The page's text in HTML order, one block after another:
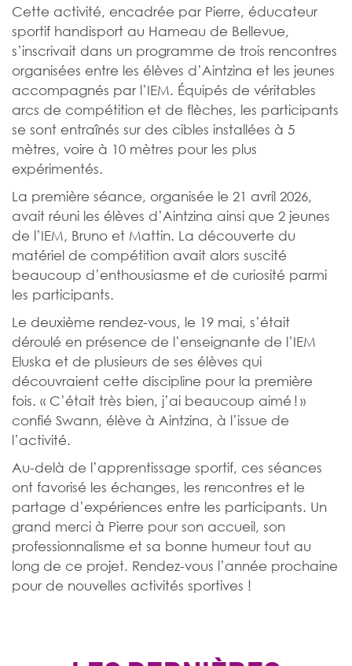
Cette activité, encadrée par Pierre, éducateur
sportif handisport au Hameau de Bellevue,
s’inscrivait dans un programme de trois rencontres
organisées entre les élèves d’Aintzina et les jeunes
accompagnés par l’IEM. Équipés de véritables
arcs de compétition et de flèches, les participants
se sont entraînés sur des cibles installées à 5
mètres, voire à 10 mètres pour les plus
expérimentés.
La première séance, organisée le 21 avril 2026,
avait réuni les élèves d’Aintzina ainsi que 2 jeunes
de l’IEM, Bruno et Mattin. La découverte du
matériel de compétition avait alors suscité
beaucoup d’enthousiasme et de curiosité parmi
les participants.
Le deuxième rendez-vous, le 19 mai, s’était
déroulé en présence de l’enseignante de l’IEM
Eluska et de plusieurs de ses élèves qui
découvraient cette discipline pour la première
fois. « C’était très bien, j’ai beaucoup aimé ! »
confié Swann, élève à Aintzina, à l’issue de
l’activité.
Au-delà de l’apprentissage sportif, ces séances
ont favorisé les échanges, les rencontres et le
partage d’expériences entre les participants. Un
grand merci à Pierre pour son accueil, son
professionnalisme et sa bonne humeur tout au
long de ce projet. Rendez-vous l’année prochaine
pour de nouvelles activités sportives !